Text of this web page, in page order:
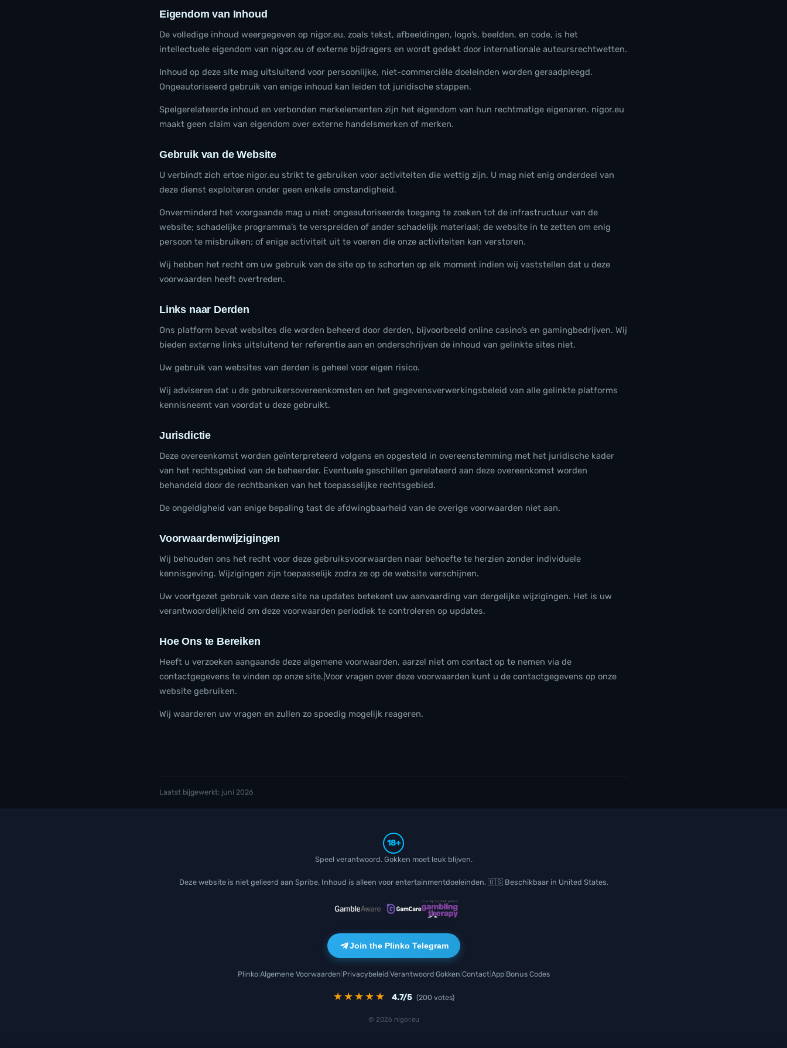
Eigendom van Inhoud
De volledige inhoud weergegeven op nigor.eu, zoals tekst, afbeeldingen, logo’s, beelden, en code, is het
intellectuele eigendom van nigor.eu of externe bijdragers en wordt gedekt door internationale auteursrechtwetten.
Inhoud op deze site mag uitsluitend voor persoonlijke, niet-commerciële doeleinden worden geraadpleegd.
Ongeautoriseerd gebruik van enige inhoud kan leiden tot juridische stappen.
Spelgerelateerde inhoud en verbonden merkelementen zijn het eigendom van hun rechtmatige eigenaren. nigor.eu
maakt geen claim van eigendom over externe handelsmerken of merken.
Gebruik van de Website
U verbindt zich ertoe nigor.eu strikt te gebruiken voor activiteiten die wettig zijn. U mag niet enig onderdeel van
deze dienst exploiteren onder geen enkele omstandigheid.
Onverminderd het voorgaande mag u niet: ongeautoriseerde toegang te zoeken tot de infrastructuur van de
website; schadelijke programma’s te verspreiden of ander schadelijk materiaal; de website in te zetten om enig
persoon te misbruiken; of enige activiteit uit te voeren die onze activiteiten kan verstoren.
Wij hebben het recht om uw gebruik van de site op te schorten op elk moment indien wij vaststellen dat u deze
voorwaarden heeft overtreden.
Links naar Derden
Ons platform bevat websites die worden beheerd door derden, bijvoorbeeld online casino’s en gamingbedrijven. Wij
bieden externe links uitsluitend ter referentie aan en onderschrijven de inhoud van gelinkte sites niet.
Uw gebruik van websites van derden is geheel voor eigen risico.
Wij adviseren dat u de gebruikersovereenkomsten en het gegevensverwerkingsbeleid van alle gelinkte platforms
kennisneemt van voordat u deze gebruikt.
Jurisdictie
Deze overeenkomst worden geïnterpreteerd volgens en opgesteld in overeenstemming met het juridische kader
van het rechtsgebied van de beheerder. Eventuele geschillen gerelateerd aan deze overeenkomst worden
behandeld door de rechtbanken van het toepasselijke rechtsgebied.
De ongeldigheid van enige bepaling tast de afdwingbaarheid van de overige voorwaarden niet aan.
Voorwaardenwijzigingen
Wij behouden ons het recht voor deze gebruiksvoorwaarden naar behoefte te herzien zonder individuele
kennisgeving. Wijzigingen zijn toepasselijk zodra ze op de website verschijnen.
Uw voortgezet gebruik van deze site na updates betekent uw aanvaarding van dergelijke wijzigingen. Het is uw
verantwoordelijkheid om deze voorwaarden periodiek te controleren op updates.
Hoe Ons te Bereiken
Heeft u verzoeken aangaande deze algemene voorwaarden, aarzel niet om contact op te nemen via de
contactgegevens te vinden op onze site.|Voor vragen over deze voorwaarden kunt u de contactgegevens op onze
website gebruiken.
Wij waarderen uw vragen en zullen zo spoedig mogelijk reageren.
Laatst bijgewerkt: juni 2026
18+
Speel verantwoord. Gokken moet leuk blijven.
Deze website is niet gelieerd aan Spribe. Inhoud is alleen voor entertainmentdoeleinden. 🇺🇸 Beschikbaar in United States.
Join the Plinko Telegram
Plinko| Algemene Voorwaarden Privacybeleid| Verantwoord Gokken Contact| App| Bonus Codes
★★★★★ 4.7/5 (200 votes)
© 2026 nigor.eu